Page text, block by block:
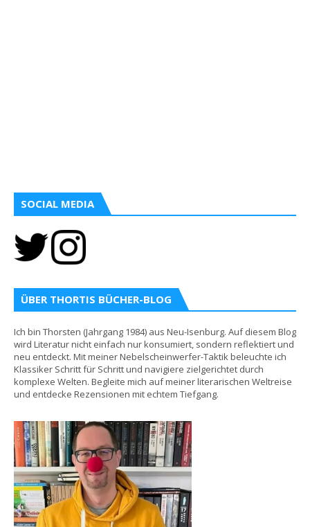
SOCIAL MEDIA
ÜBER THORTIS BÜCHER-BLOG
Ich bin Thorsten (Jahrgang 1984) aus Neu-Isenburg. Auf diesem Blog
wird Literatur nicht einfach nur konsumiert, sondern reflektiert und
neu entdeckt. Mit meiner Nebelscheinwerfer-Taktik beleuchte ich
Klassiker Schritt für Schritt und navigiere zielgerichtet durch
komplexe Welten. Begleite mich auf meiner literarischen Weltreise
und entdecke Rezensionen mit echtem Tiefgang.